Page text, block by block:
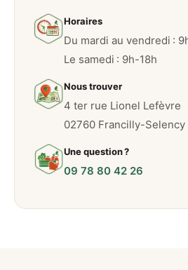
Horaires
Du mardi au vendredi :
Le samedi : 9h-18h
Nous trouver
4 ter rue Lionel Lefèvre
02760 Francilly-Selency
Une question ?
09 78 80 42 26